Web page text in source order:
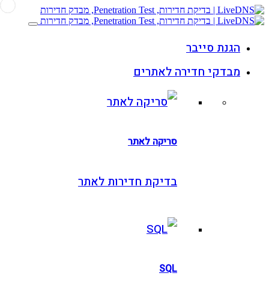
סייבר
חדירה לאתרים
סריקה לאתר
בדיקת חדירות לאתר